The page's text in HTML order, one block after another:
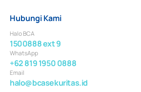
Hubungi Kami
Halo BCA
1500888 ext 9
WhatsApp
+62 819 1950 0888
Email
halo@bcasekuritas.id